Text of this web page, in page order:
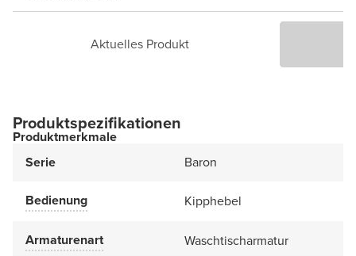
Aktuelles Produkt
Produktspezifikationen
Produktmerkmale
Serie
Baron
Bedienung Kipphebel
Armaturenart Waschtischarmatur